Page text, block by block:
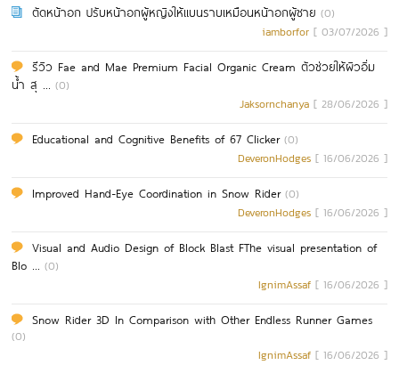
ตัดหน้าอก ปรับหน้าอกผู้หญิงให้แบนราบเหมือนหน้าอกผู้ชาย (0)
iamborfor [ 03/07/2026 ]
รีวิว Fae and Mae Premium Facial Organic Cream ตัวช่วยให้ผิวอิ่ม
น้ำ สุ ... (0)
Jaksornchanya [ 28/06/2026 ]
Educational and Cognitive Benefits of 67 Clicker (0)
DeveronHodges [ 16/06/2026 ]
Improved Hand-Eye Coordination in Snow Rider (0)
DeveronHodges [ 16/06/2026 ]
Visual and Audio Design of Block Blast FThe visual presentation of
Blo ... (0)
IgnimAssaf [ 16/06/2026 ]
Snow Rider 3D In Comparison with Other Endless Runner Games
(0)
IgnimAssaf [ 16/06/2026 ]